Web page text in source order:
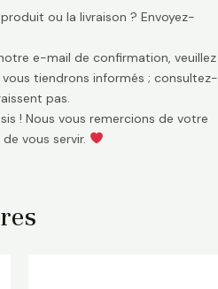
ou la livraison ? Envoyez-
e-mail de confirmation, veuillez
vous tiendrons informés ; consultez-
pas.
! Nous vous remercions de votre
vous servir.